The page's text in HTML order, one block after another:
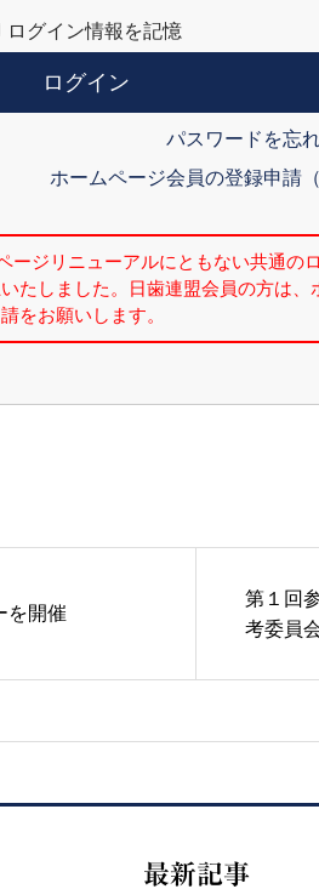
ログイン情報を記憶
パスワードを忘
ホームページ会員の登録申請（
を開催
第１回
考委員
最新記事